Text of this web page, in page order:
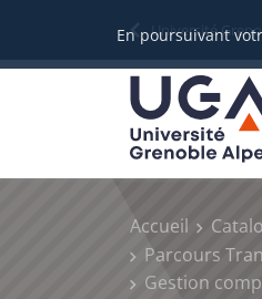
En poursuivant
Université
Accueil
Parcours
Gestion